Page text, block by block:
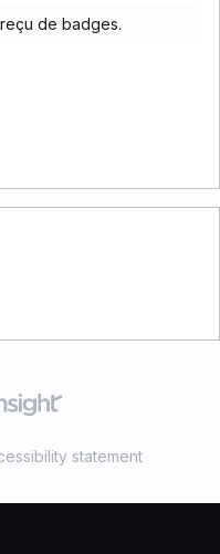
de badges.
statement